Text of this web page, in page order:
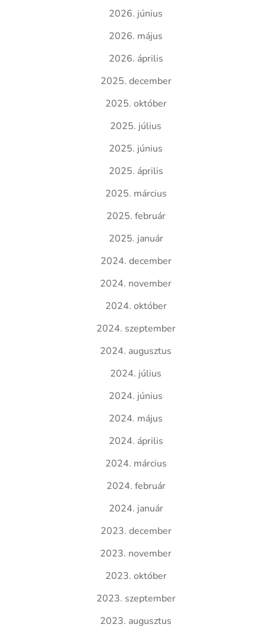
2026. június
2026. május
2026. április
2025. december
2025. október
2025. július
2025. június
2025. április
2025. március
2025. február
2025. január
2024. december
2024. november
2024. október
2024. szeptember
2024. augusztus
2024. július
2024. június
2024. május
2024. április
2024. március
2024. február
2024. január
2023. december
2023. november
2023. október
2023. szeptember
2023. augusztus